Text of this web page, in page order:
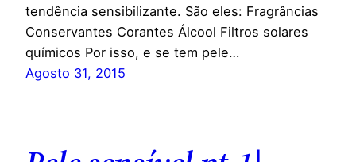
tendência sensibilizante. São eles: Fragrâncias
Conservantes Corantes Álcool Filtros solares
químicos Por isso, e se tem pele…
Agosto 31, 2015